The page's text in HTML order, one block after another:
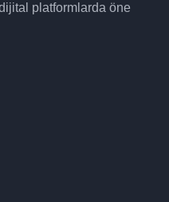
platformlarda öne